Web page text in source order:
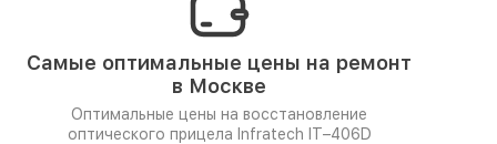
Самые оптимальные цены на ремонт
в Москве
Оптимальные цены на восстановление
оптического прицела Infratech IT–406D